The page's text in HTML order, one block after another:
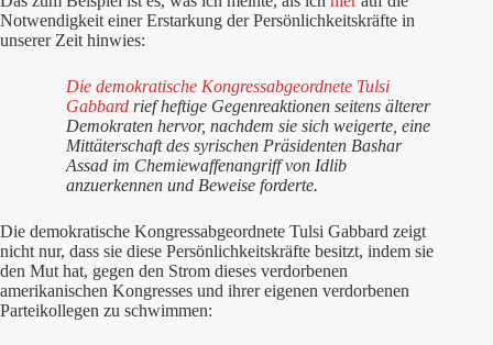
Notwendigkeit einer Erstarkung der Persönlichkeitskräfte in
unserer Zeit hinwies:
Die demokratische Kongressabgeordnete Tulsi
Gabbard rief heftige Gegenreaktionen seitens älterer
Demokraten hervor, nachdem sie sich weigerte, eine
Mittäterschaft des syrischen Präsidenten Bashar
Assad im Chemiewaffenangriff von Idlib
anzuerkennen und Beweise forderte.
Die demokratische Kongressabgeordnete Tulsi Gabbard zeigt
nicht nur, dass sie diese Persönlichkeitskräfte besitzt, indem sie
den Mut hat, gegen den Strom dieses verdorbenen
amerikanischen Kongresses und ihrer eigenen verdorbenen
Parteikollegen zu schwimmen: